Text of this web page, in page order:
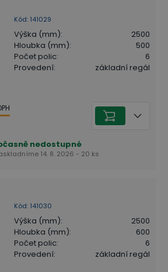
Kód: 141029
Výška (mm):
2500
Hloubka (mm):
500
Počet polic:
6
Provedení: základní regál
nedostupné
14. 8. 2026 - 20 ks
Kód: 141030
Výška (mm):
2500
Hloubka (mm):
600
Počet polic:
6
Provedení: základní regál